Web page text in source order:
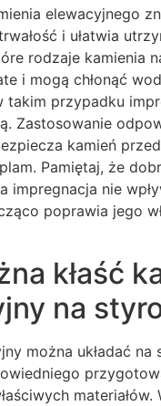
elewacyjnego
i ułatwia
rodzaje kamienia
i mogą chłonąć
takim przypadku
Zastosowanie
kamień
Pamiętaj, że
impregnacja nie
poprawia jego
kłaść
na
można układać na
materiałów.